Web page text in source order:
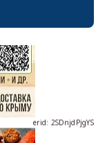
erid: 2SDnjdPjgYS